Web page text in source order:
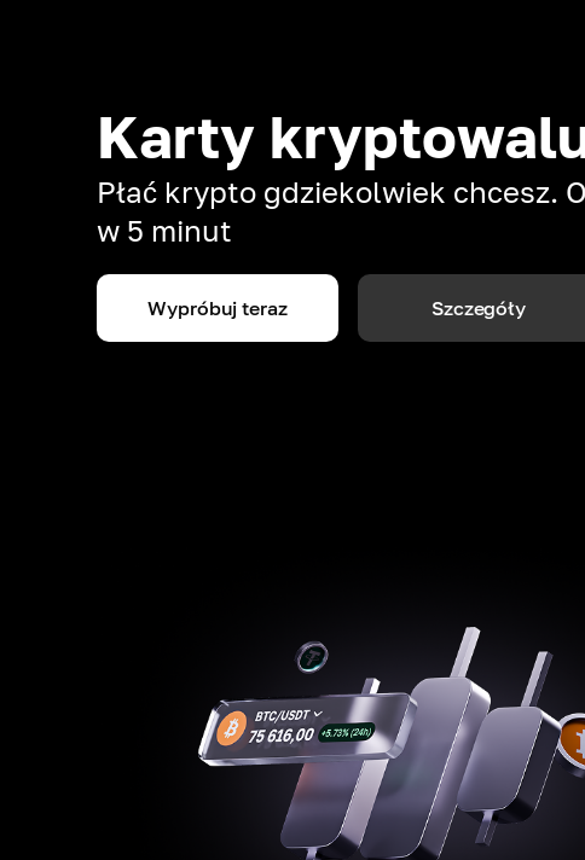
Karty
Płać krypto gdziekolwiek chcesz.
w 5 minut
Wypróbuj teraz Szczegóły